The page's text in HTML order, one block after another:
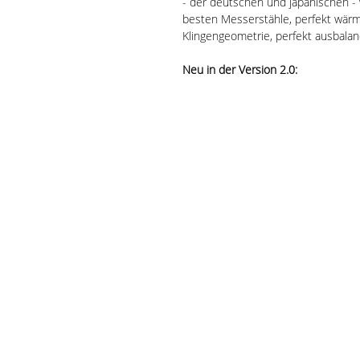
besten Messerstähle, perfekt
Klingengeometrie, perfekt
Neu in der Version 2.0:
wird durch eine speziell
folgende CRYOMAX Tiefkühlung